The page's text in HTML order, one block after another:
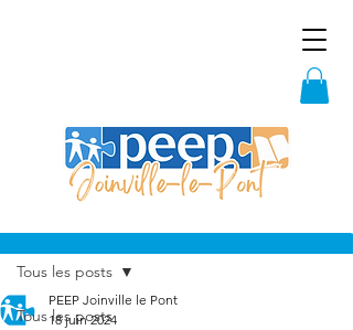
Tous les posts
Tous les posts
PEEP Joinville le Pont
18 juin 2024